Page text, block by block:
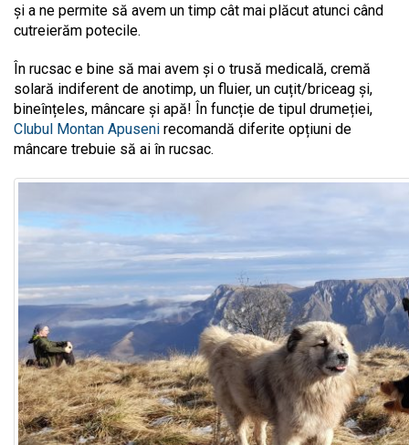
și a ne permite să avem un timp cât mai plăcut atunci când
cutreierăm potecile.
În rucsac e bine să mai avem și o trusă medicală, cremă
solară indiferent de anotimp, un fluier, un cuțit/briceag și,
bineînțeles, mâncare și apă! În funcție de tipul drumeției,
Clubul Montan Apuseni recomandă diferite opțiuni de
mâncare trebuie să ai în rucsac.